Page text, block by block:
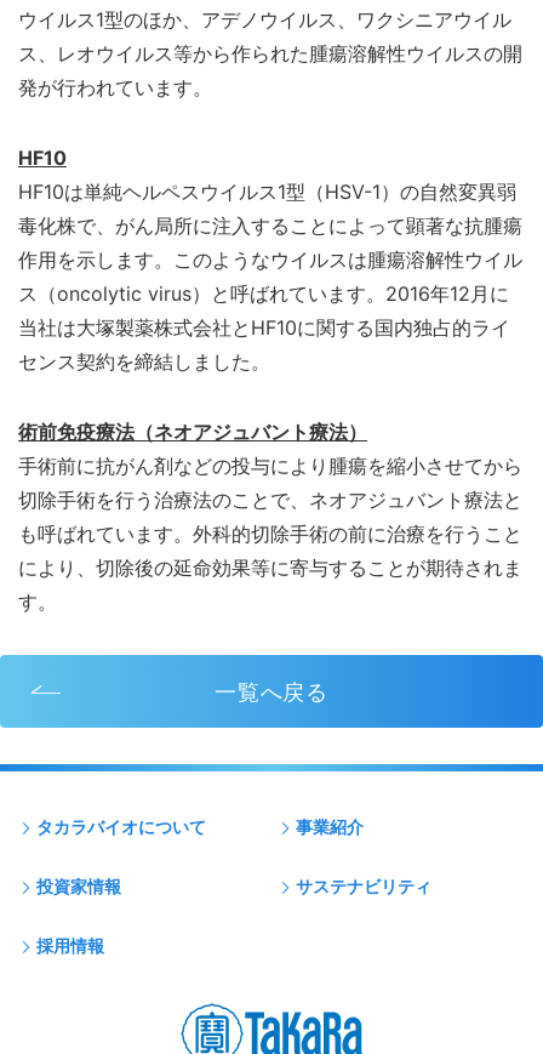
ウイルス1型のほか、アデノウイルス、ワクシニアウイル
ス、レオウイルス等から作られた腫瘍溶解性ウイルスの開
発が行われています。
HF10
HF10は単純ヘルペスウイルス1型（HSV-1）の自然変異弱
毒化株で、がん局所に注入することによって顕著な抗腫瘍
作用を示します。このようなウイルスは腫瘍溶解性ウイル
ス（oncolytic virus）と呼ばれています。2016年12月に
当社は大塚製薬株式会社とHF10に関する国内独占的ライ
センス契約を締結しました。
術前免疫療法（ネオアジュバント療法）
手術前に抗がん剤などの投与により腫瘍を縮小させてから
切除手術を行う治療法のことで、ネオアジュバント療法と
も呼ばれています。外科的切除手術の前に治療を行うこと
により、切除後の延命効果等に寄与することが期待されま
す。
一覧へ戻る
タカラバイオについて 事業紹介
投資家情報 サステナビリティ
採用情報